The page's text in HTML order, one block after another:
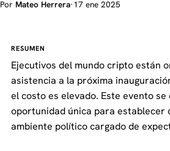
Por Mateo Herrera·17 ene 2025
RESUMEN
Ejecutivos del mundo cripto están
asistencia a la próxima
el costo es elevado. Este evento
oportunidad única para establecer
ambiente político cargado de